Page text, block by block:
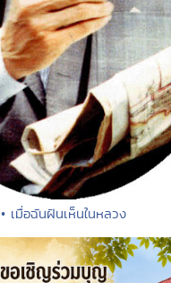
• เมื่อฉันฝันเห็นในหลวง